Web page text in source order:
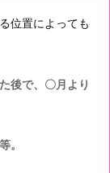
位置によっても
後で、〇月より
。